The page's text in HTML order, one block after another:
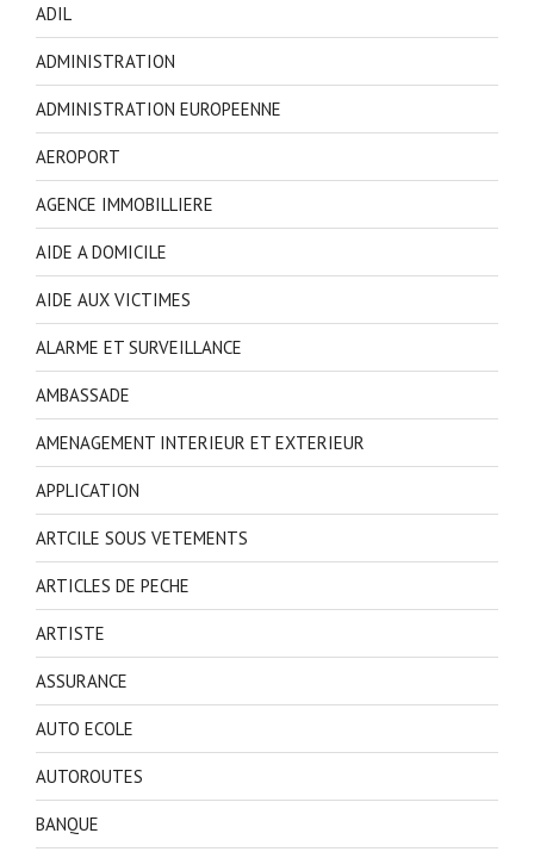
ADIL
ADMINISTRATION
ADMINISTRATION EUROPEENNE
AEROPORT
AGENCE IMMOBILLIERE
AIDE A DOMICILE
AIDE AUX VICTIMES
ALARME ET SURVEILLANCE
AMBASSADE
AMENAGEMENT INTERIEUR ET EXTERIEUR
APPLICATION
ARTCILE SOUS VETEMENTS
ARTICLES DE PECHE
ARTISTE
ASSURANCE
AUTO ECOLE
AUTOROUTES
BANQUE